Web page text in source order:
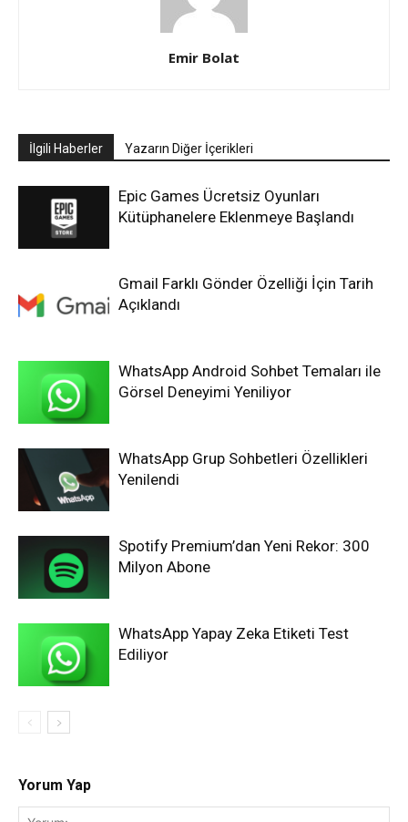
Emir Bolat
İlgili Haberler Yazarın Diğer İçerikleri
Epic Games Ücretsiz Oyunları
Kütüphanelere Eklenmeye Başlandı
Gmail Farklı Gönder Özelliği İçin Tarih
Açıklandı
WhatsApp Android Sohbet Temaları ile
Görsel Deneyimi Yeniliyor
WhatsApp Grup Sohbetleri Özellikleri
Yenilendi
Spotify Premium’dan Yeni Rekor: 300
Milyon Abone
WhatsApp Yapay Zeka Etiketi Test
Ediliyor
Yorum Yap